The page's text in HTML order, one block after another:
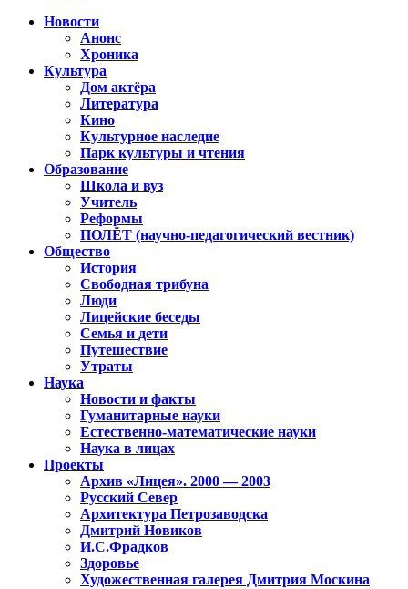
Новости
Анонс
Хроника
Культура
Дом актёра
Литература
Кино
Культурное наследие
Парк культуры и чтения
Образование
Школа и вуз
Учитель
Реформы
ПОЛЁТ (научно-педагогический вестник)
Общество
История
Свободная трибуна
Люди
Лицейские беседы
Семья и дети
Путешествие
Утраты
Наука
Новости и факты
Гуманитарные науки
Естественно-математические науки
Наука в лицах
Проекты
Архив «Лицея». 2000 — 2003
Русский Север
Архитектура Петрозаводска
Дмитрий Новиков
И.С.Фрадков
Здоровье
Художественная галерея Дмитрия Москина